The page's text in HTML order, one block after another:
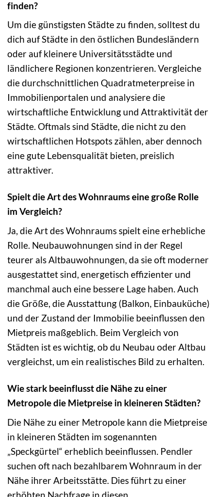
finden?
Um die günstigsten Städte zu finden, solltest du
dich auf Städte in den östlichen Bundesländern
oder auf kleinere Universitätsstädte und
ländlichere Regionen konzentrieren. Vergleiche
die durchschnittlichen Quadratmeterpreise in
Immobilienportalen und analysiere die
wirtschaftliche Entwicklung und Attraktivität der
Städte. Oftmals sind Städte, die nicht zu den
wirtschaftlichen Hotspots zählen, aber dennoch
eine gute Lebensqualität bieten, preislich
attraktiver.
Spielt die Art des Wohnraums eine große Rolle
im Vergleich?
Ja, die Art des Wohnraums spielt eine erhebliche
Rolle. Neubauwohnungen sind in der Regel
teurer als Altbauwohnungen, da sie oft moderner
ausgestattet sind, energetisch effizienter und
manchmal auch eine bessere Lage haben. Auch
die Größe, die Ausstattung (Balkon, Einbauküche)
und der Zustand der Immobilie beeinflussen den
Mietpreis maßgeblich. Beim Vergleich von
Städten ist es wichtig, ob du Neubau oder Altbau
vergleichst, um ein realistisches Bild zu erhalten.
Wie stark beeinflusst die Nähe zu einer
Metropole die Mietpreise in kleineren Städten?
Die Nähe zu einer Metropole kann die Mietpreise
in kleineren Städten im sogenannten
„Speckgürtel“ erheblich beeinflussen. Pendler
suchen oft nach bezahlbarem Wohnraum in der
Nähe ihrer Arbeitsstätte. Dies führt zu einer
erhöhten Nachfrage in diesen